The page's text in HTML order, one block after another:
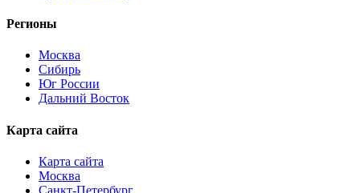
Регионы
Москва
Сибирь
Юг России
Дальний Восток
Карта сайта
Карта сайта
Москва
Санкт-Петербург